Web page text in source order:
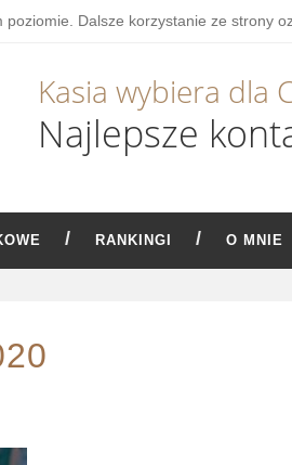
Dalsze korzystanie ze strony
Kasia wybiera dla
Najlepsze
RANKINGI O MNIE